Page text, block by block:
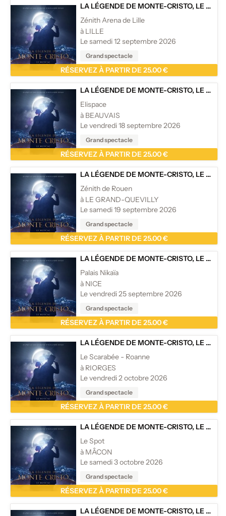
LA LÉGENDE DE MONTE-CRISTO, LE MUSICAL
Zénith Arena de Lille
à LILLE
Le samedi 12 septembre 2026
Grand spectacle
RÉSERVEZ À PARTIR DE 25.00 €
LA LÉGENDE DE MONTE-CRISTO, LE MUSICAL
Elispace
à BEAUVAIS
Le vendredi 18 septembre 2026
Grand spectacle
RÉSERVEZ À PARTIR DE 25.00 €
LA LÉGENDE DE MONTE-CRISTO, LE MUSICAL
Zénith de Rouen
à LE GRAND-QUEVILLY
Le samedi 19 septembre 2026
Grand spectacle
RÉSERVEZ À PARTIR DE 25.00 €
LA LÉGENDE DE MONTE-CRISTO, LE MUSICAL
Palais Nikaïa
à NICE
Le vendredi 25 septembre 2026
Grand spectacle
RÉSERVEZ À PARTIR DE 25.00 €
LA LÉGENDE DE MONTE-CRISTO, LE MUSICAL
Le Scarabée - Roanne
à RIORGES
Le vendredi 2 octobre 2026
Grand spectacle
RÉSERVEZ À PARTIR DE 25.00 €
LA LÉGENDE DE MONTE-CRISTO, LE MUSICAL
Le Spot
à MÂCON
Le samedi 3 octobre 2026
Grand spectacle
RÉSERVEZ À PARTIR DE 25.00 €
LA LÉGENDE DE MONTE-CRISTO, LE MUSICAL